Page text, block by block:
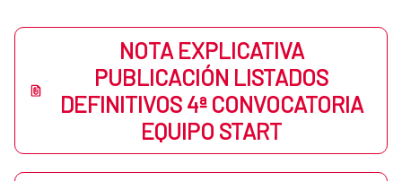
NOTA EXPLICATIVA
PUBLICACIÓN LISTADOS
DEFINITIVOS 4ª CONVOCATORIA
EQUIPO START